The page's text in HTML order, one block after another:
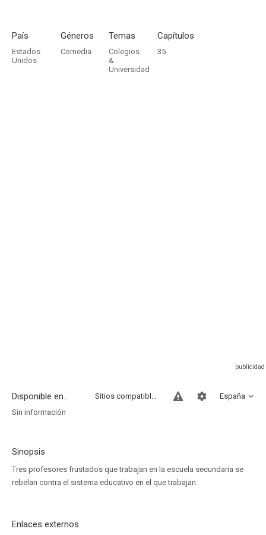
País
Estados
Unidos
Géneros
Comedia
Temas
Colegios
&
Universidad
Capítulos
35
Disponible en... España
Sitios compatibles
Sin información
Sinopsis
Tres profesores frustados que trabajan en la escuela secundaria se
rebelan contra el sistema educativo en el que trabajan.
Enlaces externos